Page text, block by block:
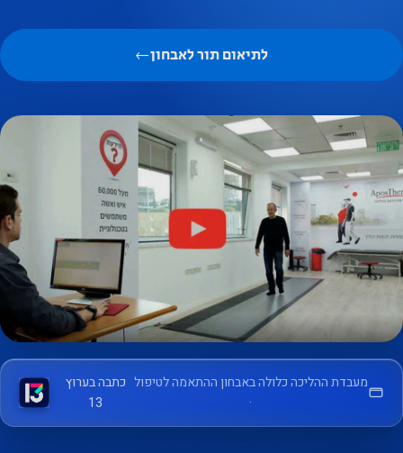
לתיאום תור לאבחון←
אבחון אישי ומדויק במעבדת
ההליכה
מעבדת ההליכה כלולה באבחון ההתאמה לטיפול
·
כתבה בערוץ
13